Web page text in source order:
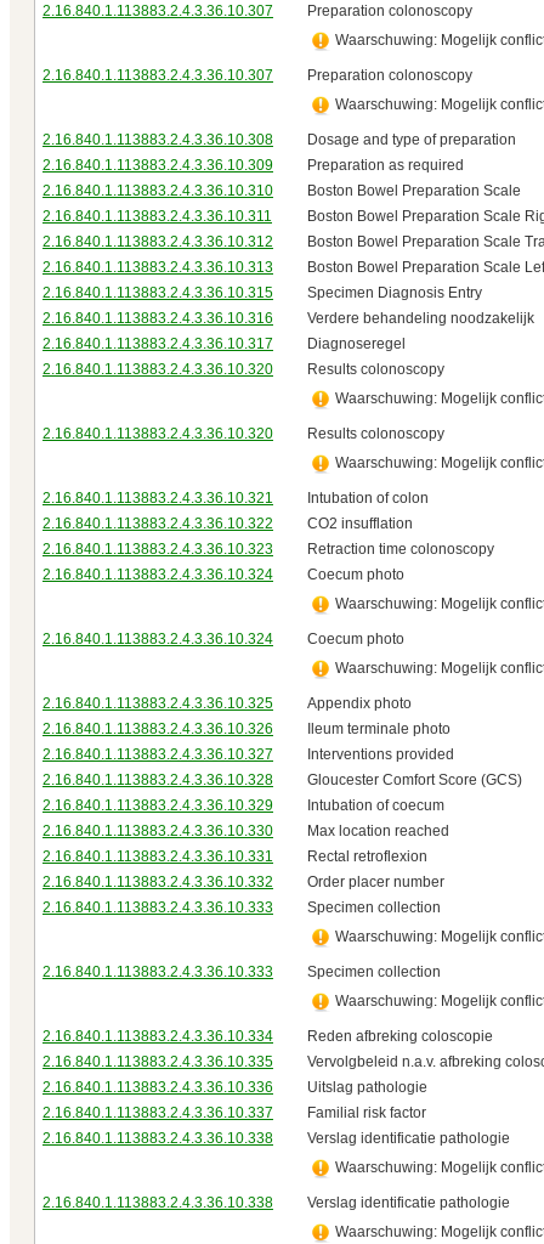
2.16.840.1.113883.2.4.3.36.10.307
Preparation colonoscopy
Waarschuwing: Mogelijk
2.16.840.1.113883.2.4.3.36.10.307
Preparation colonoscopy
Waarschuwing: Mogelijk
2.16.840.1.113883.2.4.3.36.10.308
Dosage and type of preparation
2.16.840.1.113883.2.4.3.36.10.309
Preparation as required
2.16.840.1.113883.2.4.3.36.10.310
Boston Bowel Preparation Scale
2.16.840.1.113883.2.4.3.36.10.311
Boston Bowel Preparation Scale
2.16.840.1.113883.2.4.3.36.10.312
Boston Bowel Preparation Scale
2.16.840.1.113883.2.4.3.36.10.313
Boston Bowel Preparation Scale
2.16.840.1.113883.2.4.3.36.10.315
Specimen Diagnosis Entry
2.16.840.1.113883.2.4.3.36.10.316
Verdere behandeling noodzakelijk
2.16.840.1.113883.2.4.3.36.10.317
Diagnoseregel
2.16.840.1.113883.2.4.3.36.10.320
Results colonoscopy
Waarschuwing: Mogelijk
2.16.840.1.113883.2.4.3.36.10.320
Results colonoscopy
Waarschuwing: Mogelijk
2.16.840.1.113883.2.4.3.36.10.321
Intubation of colon
2.16.840.1.113883.2.4.3.36.10.322
CO2 insufflation
2.16.840.1.113883.2.4.3.36.10.323
Retraction time colonoscopy
2.16.840.1.113883.2.4.3.36.10.324
Coecum photo
Waarschuwing: Mogelijk
2.16.840.1.113883.2.4.3.36.10.324
Coecum photo
Waarschuwing: Mogelijk
2.16.840.1.113883.2.4.3.36.10.325
Appendix photo
2.16.840.1.113883.2.4.3.36.10.326
Ileum terminale photo
2.16.840.1.113883.2.4.3.36.10.327
Interventions provided
2.16.840.1.113883.2.4.3.36.10.328
Gloucester Comfort Score (GCS)
2.16.840.1.113883.2.4.3.36.10.329
Intubation of coecum
2.16.840.1.113883.2.4.3.36.10.330
Max location reached
2.16.840.1.113883.2.4.3.36.10.331
Rectal retroflexion
2.16.840.1.113883.2.4.3.36.10.332
Order placer number
2.16.840.1.113883.2.4.3.36.10.333
Specimen collection
Waarschuwing: Mogelijk
2.16.840.1.113883.2.4.3.36.10.333
Specimen collection
Waarschuwing: Mogelijk
2.16.840.1.113883.2.4.3.36.10.334
Reden afbreking coloscopie
2.16.840.1.113883.2.4.3.36.10.335
Vervolgbeleid n.a.v. afbreking
2.16.840.1.113883.2.4.3.36.10.336
Uitslag pathologie
2.16.840.1.113883.2.4.3.36.10.337
Familial risk factor
2.16.840.1.113883.2.4.3.36.10.338
Verslag identificatie pathologie
Waarschuwing: Mogelijk
2.16.840.1.113883.2.4.3.36.10.338
Verslag identificatie pathologie
Waarschuwing: Mogelijk